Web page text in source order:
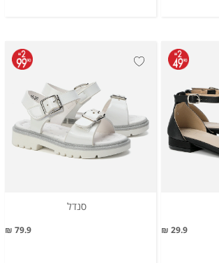
29.9 ₪
סנדל
79.9 ₪